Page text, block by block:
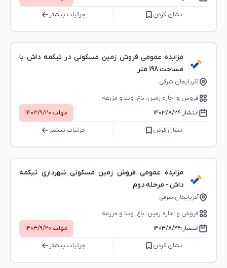
نشان کردن جزئیات بیشتر
مزایده عمومی فروش زمین مسکونی در تیکمه داش با
مساحت 198 متر
آذربایجان شرقی
فروش و اجاره زمین، باغ، ویلا و مزرعه
انتشار:۱۴۰۳/۸/۲۴ مهلت:۱۴۰۳/۹/۲۰
نشان کردن جزئیات بیشتر
مزایده عمومی فروش زمین مسکونی شهرداری تیکمه
داش - مرحله دوم
آذربایجان شرقی
فروش و اجاره زمین، باغ، ویلا و مزرعه
انتشار:۱۴۰۳/۸/۲۴ مهلت:۱۴۰۳/۹/۲۰
نشان کردن جزئیات بیشتر